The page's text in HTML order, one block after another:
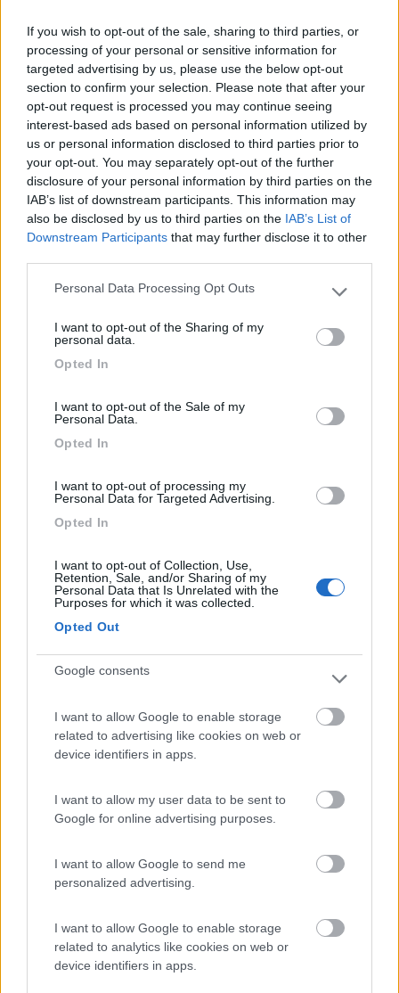
If you wish to opt-out of the sale, sharing to third parties, or
processing of your personal or sensitive information for
targeted advertising by us, please use the below opt-out
section to confirm your selection. Please note that after your
opt-out request is processed you may continue seeing
interest-based ads based on personal information utilized by
us or personal information disclosed to third parties prior to
your opt-out. You may separately opt-out of the further
disclosure of your personal information by third parties on the
IAB’s list of downstream participants. This information may
also be disclosed by us to third parties on the IAB’s List of
Downstream Participants that may further disclose it to other
Please note that this website/app uses one or more Google
not limited to your visit or usage behaviour. You may click to
grant or deny consent to Google and its third-party tags to
use your data for below specified purposes in below Google
Personal Data Processing Opt Outs
I want to opt-out of the Sharing of my
personal data.
Opted In
I want to opt-out of the Sale of my
Personal Data.
Opted In
I want to opt-out of processing my
Personal Data for Targeted Advertising.
Opted In
I want to opt-out of Collection, Use,
Retention, Sale, and/or Sharing of my
Personal Data that Is Unrelated with the
Purposes for which it was collected.
Opted Out
Google consents
I want to allow Google to enable storage
related to advertising like cookies on web or
device identifiers in apps.
I want to allow my user data to be sent to
Google for online advertising purposes.
I want to allow Google to send me
personalized advertising.
I want to allow Google to enable storage
related to analytics like cookies on web or
device identifiers in apps.
successo. Colpi non ne ho presi. Che sia stata la neve o il
ghiaccio? Ho pensato anche al vento...ma che c'entra? E poi la
struttura è resistente. Di lamiera.
------- "Il fine giustifica il mezzo"
Gamba54
8
Inserito il 07/01/2018 19:12:08
In risposta al messaggio di urbani 1 del07/01/2018 alle17:02:30
bombato. Non capisco cosa possa essere successo. Colpi non ne ho
...
Ciao è capitato anche a me a causa di un forte colpo di vento
ritorna a posto
Saluti Andrea
tupare
75
Inserito il 07/01/2018
In risposta al messaggio diurbani 1del 07/01/2018
Non capisco. A un certo punto ho guardato in alto e l'ho vista così. E' il
cassonetto della veranda. Aperto come una scatola di sardine. Piegato,
bombato. Non capisco cosa possa essere successo. Colpi non ne ho
Ho un Kreos 4010 e il tendalino è un Fiamma F65S. Nel mio non
erano stati montati i due ferma coperchio Standard 370 400,
https://www.fiamma.it/image/dat...
hanno montati sino ad ora non ho avuto più problemi anche se
nel frattempo c'è stato molto vento.
urbani 1
1873